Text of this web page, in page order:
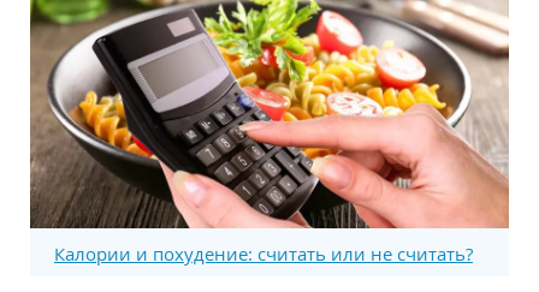
Калории и похудение: считать или не считать?